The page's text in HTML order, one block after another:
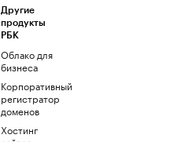
Другие
продукты
РБК
Облако для
бизнеса
Корпоративный
регистратор
доменов
Хостинг